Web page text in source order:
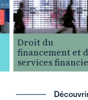
Droit du
financement et des
services financiers